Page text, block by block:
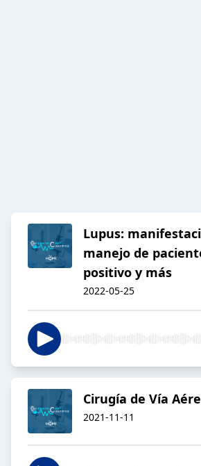
Lupus:
manejo de
positivo y más
2022-05-25
Cirugía de Vía
2021-11-11